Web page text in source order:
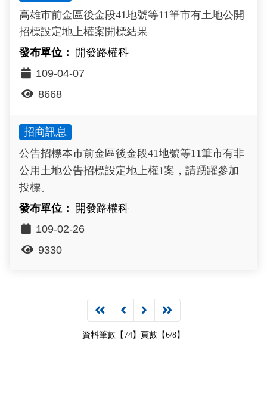
高雄市前金區後金段41地號等11筆市有土地公開
招標設定地上權案開標結果
開發路權科
109-04-07
8668
招商訊息
公告招標本市前金區後金段41地號等11筆市有非
公用土地公告招標設定地上權1案，請踴躍參加
投標。
開發路權科
109-02-26
9330
資料筆數【74】頁數【6/8】